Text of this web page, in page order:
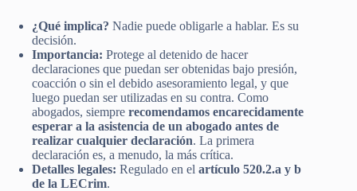
¿Qué implica? Nadie puede obligarle a hablar. Es su
decisión.
Importancia: Protege al detenido de hacer
declaraciones que puedan ser obtenidas bajo presión,
coacción o sin el debido asesoramiento legal, y que
luego puedan ser utilizadas en su contra. Como
abogados, siempre recomendamos encarecidamente
esperar a la asistencia de un abogado antes de
realizar cualquier declaración. La primera
declaración es, a menudo, la más crítica.
Detalles legales: Regulado en el artículo 520.2.a y b
de la LECrim.